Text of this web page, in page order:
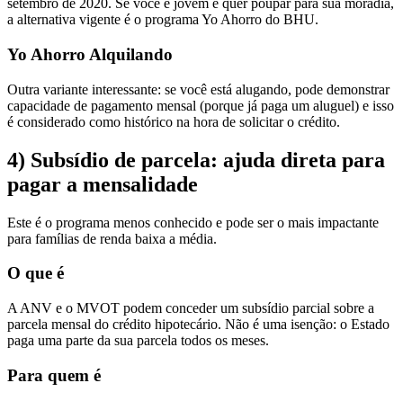
setembro de 2020. Se você é jovem e quer poupar para sua moradia,
a alternativa vigente é o programa Yo Ahorro do BHU.
Yo Ahorro Alquilando
Outra variante interessante: se você está alugando, pode demonstrar
capacidade de pagamento mensal (porque já paga um aluguel) e isso
é considerado como histórico na hora de solicitar o crédito.
4) Subsídio de parcela: ajuda direta para
pagar a mensalidade
Este é o programa menos conhecido e pode ser o mais impactante
para famílias de renda baixa a média.
O que é
A ANV e o MVOT podem conceder um subsídio parcial sobre a
parcela mensal do crédito hipotecário. Não é uma isenção: o Estado
paga uma parte da sua parcela todos os meses.
Para quem é